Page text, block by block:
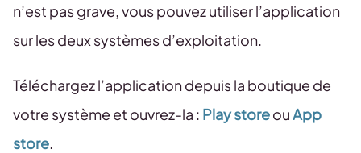
n’est pas grave, vous pouvez utiliser l’application
sur les deux systèmes d’exploitation.
Téléchargez l’application depuis la boutique de
votre système et ouvrez-la : Play storeouApp
store.